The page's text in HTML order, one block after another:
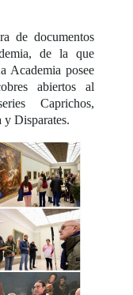
de documentos
de la que
Academia posee
abiertos al
Caprichos,
y Disparates.